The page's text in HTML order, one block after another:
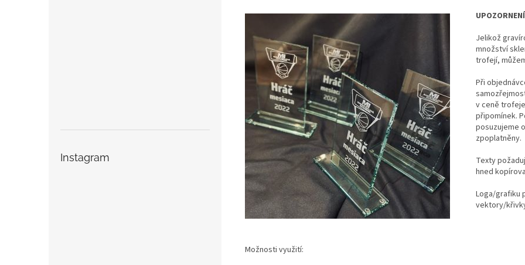
Instagram
Jelikož
množství
trofejí,
Při
v ceně
připomínek.
posuzujeme
zpoplatněny.
Texty
hned
Loga/grafiku
vektory/
Možnosti využití: